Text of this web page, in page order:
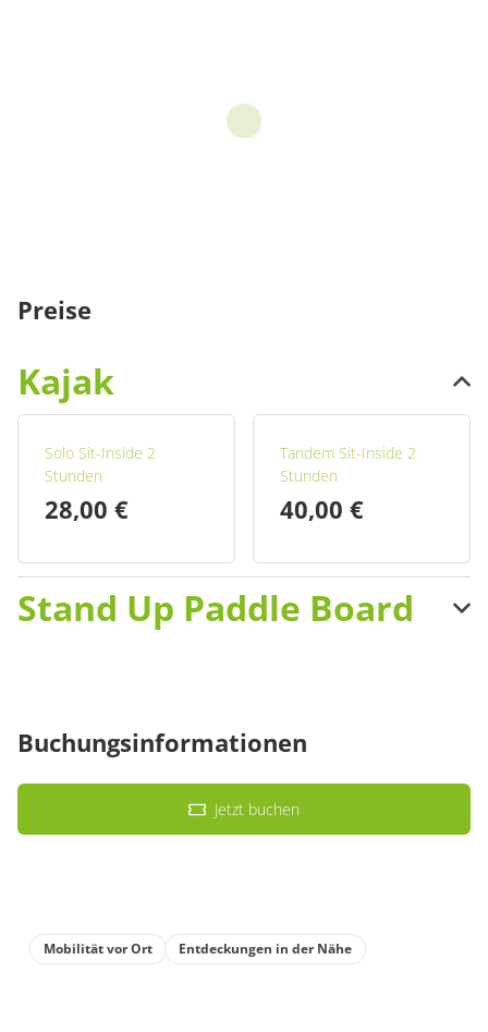
Preise
Kajak
Solo Sit-Inside 2
Stunden
28,00 €
Tandem Sit-Inside 2
Stunden
40,00 €
Stand Up Paddle Board
Buchungsinformationen
Jetzt buchen
Mobilität vor Ort Entdeckungen in der Nähe